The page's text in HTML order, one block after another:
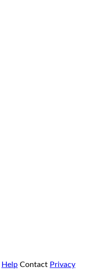
Help Contact Privacy